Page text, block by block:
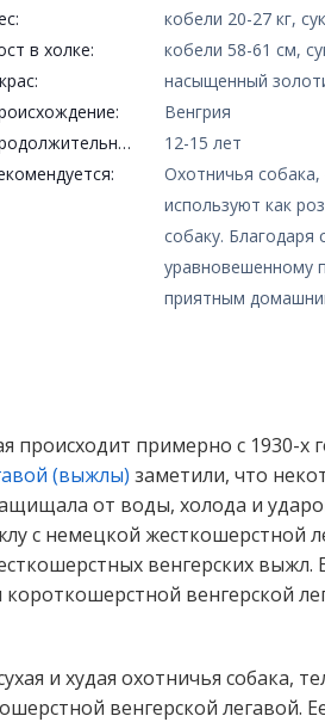
кобели 20-27 кг,
в холке:
кобели 58-61 см,
насыщенный
Венгрия
Продолжительность жизни:
12-15 лет
Охотничья
используют как
собаку. Благодаря
уравновешенному
приятным
происходит примерно с 1930-х
(выжлы) заметили, что
от воды, холода и
с немецкой жесткошерстной
венгерских выжл.
венгерской
и худая охотничья собака,
венгерской легавой.